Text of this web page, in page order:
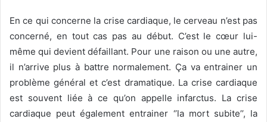
En ce qui concerne la crise cardiaque, le cerveau n’est pas
concerné, en tout cas pas au début. C’est le cœur lui-
même qui devient défaillant. Pour une raison ou une autre,
il n’arrive plus à battre normalement. Ça va entrainer un
problème général et c’est dramatique. La crise cardiaque
est souvent liée à ce qu’on appelle infarctus. La crise
cardiaque peut également entrainer ‘’la mort subite’’, la